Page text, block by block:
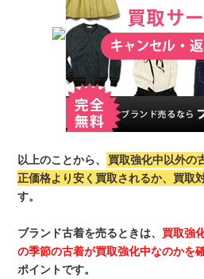
以上のことから、
買取強化中以外の
正価格より安く買取されるか、買取
す。
ブランド古着を売るときは、 買取強
の季節の古着が買取強化中なのかを
ポイントです。